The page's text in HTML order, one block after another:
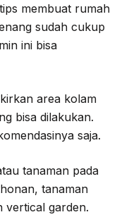
membuat rumah
sudah cukup
ini bisa
area kolam
bisa dilakukan.
saja.
tanaman pada
tanaman
vertical garden.